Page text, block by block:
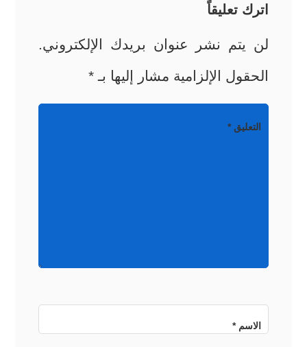
اترك تعليقاً
لن يتم نشر عنوان بريدك الإلكتروني.
الحقول الإلزامية مشار إليها بـ *
التعليق*
الاسم*